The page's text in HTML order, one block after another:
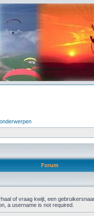
Forum
of vraag kwijt, een
a username is not required.